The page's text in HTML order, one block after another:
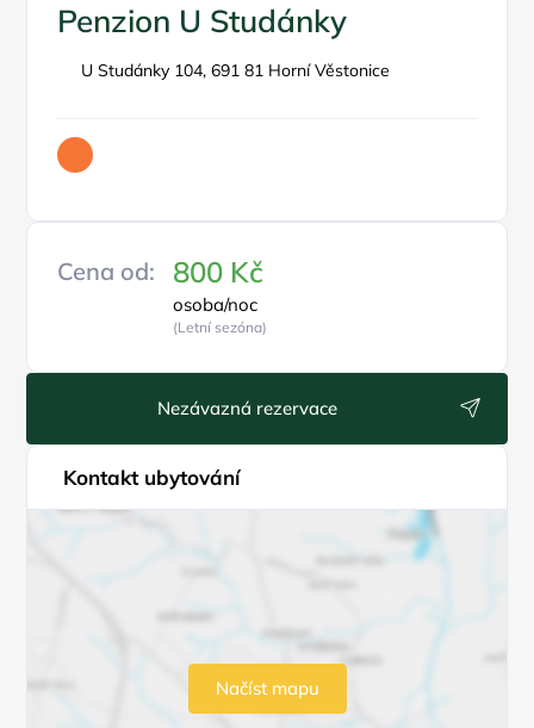
Penzion U Studánky
U Studánky 104, 691 81 Horní Věstonice
Cena od: 800 Kč
osoba/noc
(Letní sezóna)
Nezávazná rezervace
Kontakt ubytování
Načíst mapu